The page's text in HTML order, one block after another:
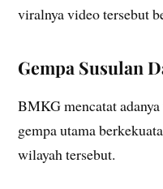
viralnya video tersebut
Gempa Susulan
BMKG mencatat
gempa utama
wilayah tersebut.